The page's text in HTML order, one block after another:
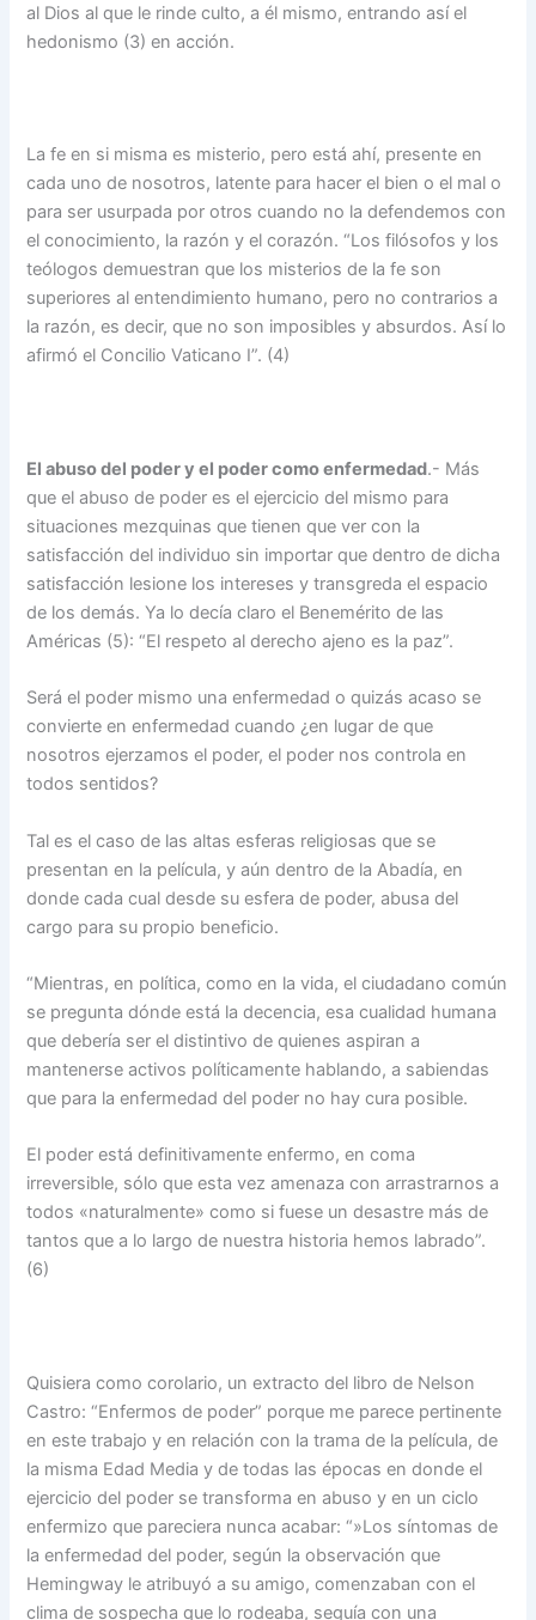
al Dios al que le rinde culto, a él mismo, entrando así el
hedonismo (3) en acción.
La fe en si misma es misterio, pero está ahí, presente en
cada uno de nosotros, latente para hacer el bien o el mal o
para ser usurpada por otros cuando no la defendemos con
el conocimiento, la razón y el corazón. “Los filósofos y los
teólogos demuestran que los misterios de la fe son
superiores al entendimiento humano, pero no contrarios a
la razón, es decir, que no son imposibles y absurdos. Así lo
afirmó el Concilio Vaticano I”. (4)
El abuso del poder y el poder como enfermedad.- Más
que el abuso de poder es el ejercicio del mismo para
situaciones mezquinas que tienen que ver con la
satisfacción del individuo sin importar que dentro de dicha
satisfacción lesione los intereses y transgreda el espacio
de los demás. Ya lo decía claro el Benemérito de las
Américas (5): “El respeto al derecho ajeno es la paz”.
Será el poder mismo una enfermedad o quizás acaso se
convierte en enfermedad cuando ¿en lugar de que
nosotros ejerzamos el poder, el poder nos controla en
todos sentidos?
Tal es el caso de las altas esferas religiosas que se
presentan en la película, y aún dentro de la Abadía, en
donde cada cual desde su esfera de poder, abusa del
cargo para su propio beneficio.
“Mientras, en política, como en la vida, el ciudadano común
se pregunta dónde está la decencia, esa cualidad humana
que debería ser el distintivo de quienes aspiran a
mantenerse activos políticamente hablando, a sabiendas
que para la enfermedad del poder no hay cura posible.
El poder está definitivamente enfermo, en coma
irreversible, sólo que esta vez amenaza con arrastrarnos a
todos «naturalmente» como si fuese un desastre más de
tantos que a lo largo de nuestra historia hemos labrado”.
(6)
Quisiera como corolario, un extracto del libro de Nelson
Castro: “Enfermos de poder” porque me parece pertinente
en este trabajo y en relación con la trama de la película, de
la misma Edad Media y de todas las épocas en donde el
ejercicio del poder se transforma en abuso y en un ciclo
enfermizo que pareciera nunca acabar: “»Los síntomas de
la enfermedad del poder, según la observación que
Hemingway le atribuyó a su amigo, comenzaban con el
clima de sospecha que lo rodeaba, seguía con una